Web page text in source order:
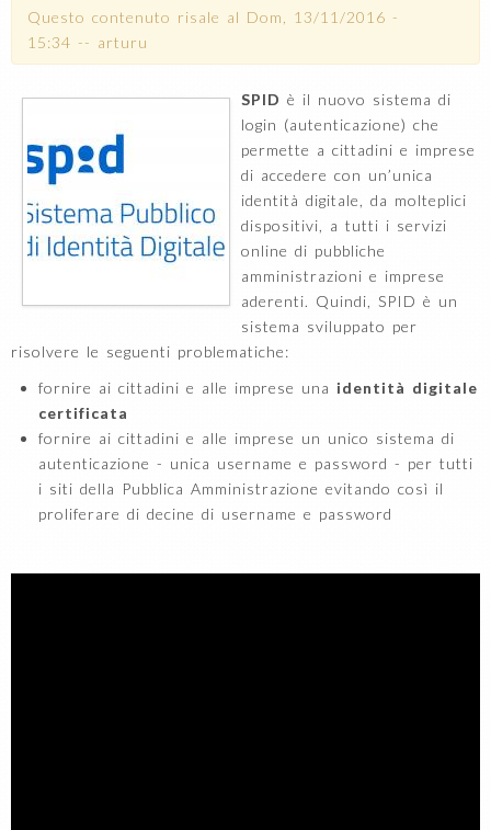
Questo contenuto risale al Dom, 13/11/2016 -
15:34 -- arturu
SPID è il nuovo sistema di
login (autenticazione) che
permette a cittadini e imprese
di accedere con un’unica
identità digitale, da molteplici
dispositivi, a tutti i servizi
online di pubbliche
amministrazioni e imprese
aderenti. Quindi, SPID è un
sistema sviluppato per
risolvere le seguenti problematiche:
fornire ai cittadini e alle imprese una identità digitale
certificata
fornire ai cittadini e alle imprese un unico sistema di
autenticazione - unica username e password - per tutti
i siti della Pubblica Amministrazione evitando così il
proliferare di decine di username e password